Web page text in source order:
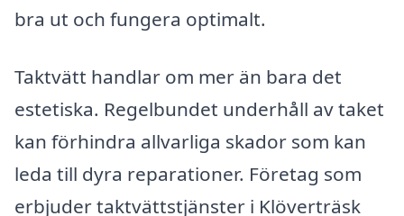
bra ut och fungera optimalt.
Taktvätt handlar om mer än bara det
estetiska. Regelbundet underhåll av taket
kan förhindra allvarliga skador som kan
leda till dyra reparationer. Företag som
erbjuder taktvättstjänster i Klöverträsk